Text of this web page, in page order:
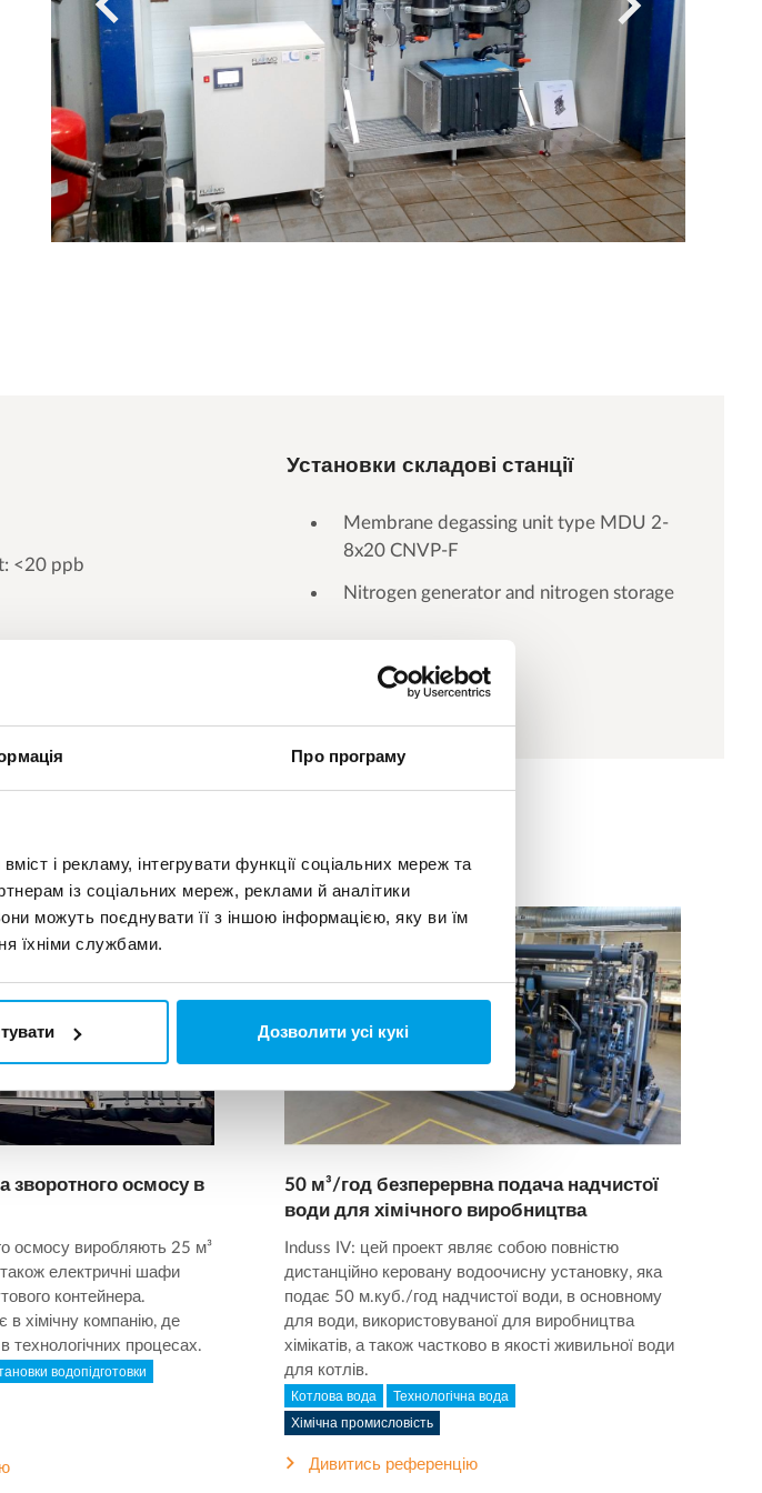
Про програму
і рекламу, інтегрувати функції соціальних мереж та
із соціальних мереж, реклами й аналітики
можуть поєднувати її з іншою інформацією, яку ви їм
їхніми службами.
Дозволити усі кукі
<20 ppb
Установки складові станції
Membrane degassing unit type MDU 2-
8x20 CNVP-F
Nitrogen generator and nitrogen storage
зворотного осмосу в
осмосу виробляють 25 м³
електричні шафи
контейнера.
в хімічну компанію, де
технологічних процесах.
водопідготовки
50 м³/год безперервна подача надчистої
води для хімічного виробництва
Induss IV: цей проект являє собою повністю
дистанційно керовану водоочисну установку, яка
подає 50 м.куб./год надчистої води, в основному
для води, використовуваної для виробництва
хімікатів, а також частково в якості живильної води
для котлів.
Котлова вода Технологічна вода
Хімічна промисловість
Дивитись референцію